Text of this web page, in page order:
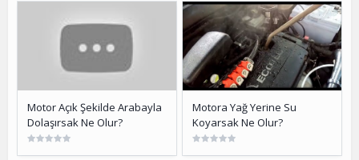
Motor Açık Şekilde Arabayla
Dolaşırsak Ne Olur?
Motora Yağ Yerine Su
Koyarsak Ne Olur?